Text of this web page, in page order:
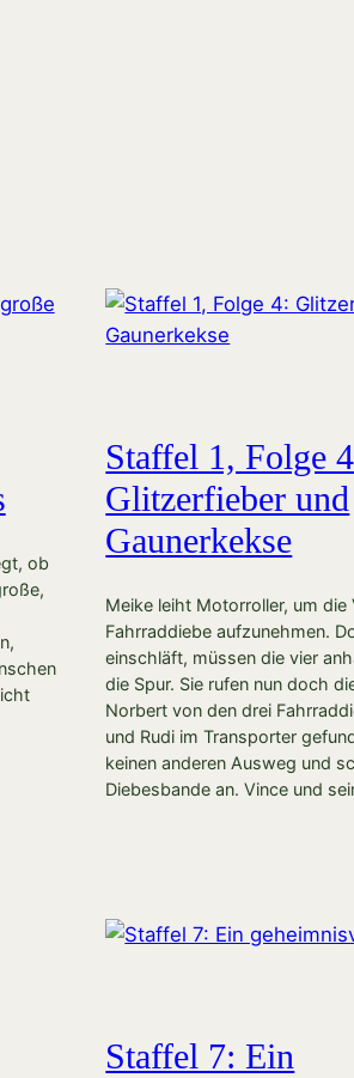
ob
Staffel 1, Folge
Glitzerfieber und
Gaunerkekse
Meike leiht Motorroller, um die
Fahrraddiebe aufzunehmen.
einschläft, müssen die vier
die Spur. Sie rufen nun doch
Norbert von den drei
und Rudi im Transporter
keinen anderen Ausweg und
Diebesbande an. Vince und
Staffel 7: Ein